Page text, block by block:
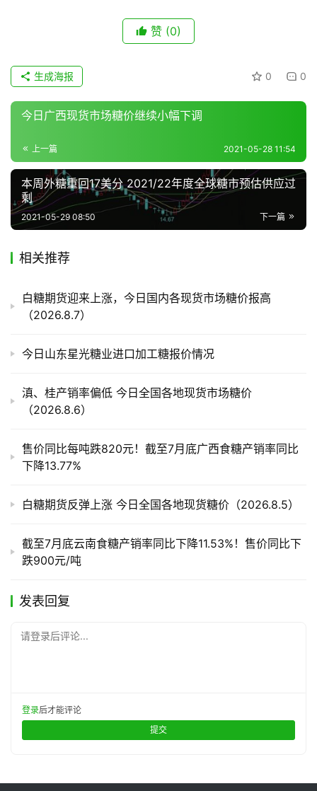
题
频
产
业
链
储
赞 (0)
0 0
生成海报
今日广西现货市场糖价继续小幅下调
上一篇 2021-05-28 11:54
本周外糖重回17美分 2021/22年度全球糖市预估供应过
剩
下一篇
2021-05-29 08:50
相关推荐
白糖期货迎来上涨，今日国内各现货市场糖价报高
（2026.8.7）
今日山东星光糖业进口加工糖报价情况
滇、桂产销率偏低 今日全国各地现货市场糖价
（2026.8.6）
售价同比每吨跌820元！截至7月底广西食糖产销率同比
下降13.77%
白糖期货反弹上涨 今日全国各地现货糖价（2026.8.5）
截至7月底云南食糖产销率同比下降11.53%！售价同比下
跌900元/吨
发表回复
请登录后评论...
登录后才能评论
提交